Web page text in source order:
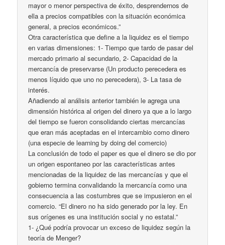
mayor o menor perspectiva de éxito, desprendernos de
ella a precios compatibles con la situación económica
general, a precios económicos.”
Otra característica que define a la liquidez es el tiempo
en varias dimensiones: 1- Tiempo que tardo de pasar del
mercado primario al secundario, 2- Capacidad de la
mercancía de preservarse (Un producto perecedera es
menos líquido que uno no perecedera), 3- La tasa de
interés.
Añadiendo al análisis anterior también le agrega una
dimensión histórica al origen del dinero ya que a lo largo
del tiempo se fueron consolidando ciertas mercancías
que eran más aceptadas en el intercambio como dinero
(una especie de learning by doing del comercio)
La conclusión de todo el paper es que el dinero se dio por
un origen espontaneo por las características antes
mencionadas de la liquidez de las mercancías y que el
gobierno termina convalidando la mercancía como una
consecuencia a las costumbres que se impusieron en el
comercio. “El dinero no ha sido generado por la ley. En
sus orígenes es una institución social y no estatal.”
1- ¿Qué podría provocar un exceso de liquidez según la
teoría de Menger?